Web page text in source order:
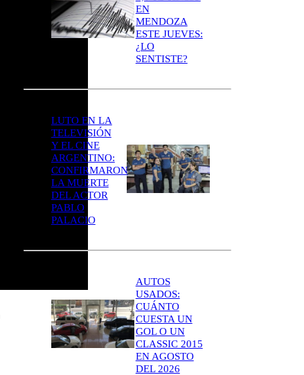
EN
MENDOZA
ESTE JUEVES:
¿LO
SENTISTE?
LUTO EN LA
TELEVISIÓN
Y EL CINE
ARGENTINO:
CONFIRMARON
LA MUERTE
DEL ACTOR
PABLO
PALACIO
AUTOS
USADOS:
CUÁNTO
CUESTA UN
GOL O UN
CLASSIC 2015
EN AGOSTO
DEL 2026